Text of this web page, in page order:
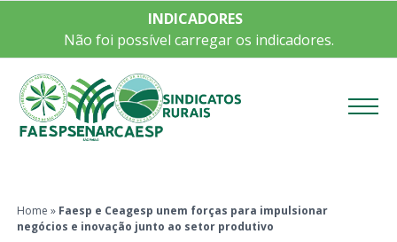
INDICADORES
Não foi possível carregar os indicadores.
Home » Faesp e Ceagesp unem forças para impulsionar
negócios e inovação junto ao setor produtivo